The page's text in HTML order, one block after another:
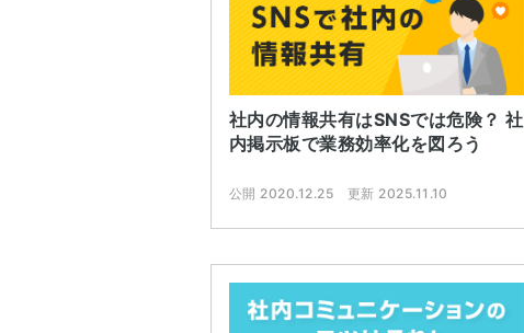
社内の情報共有はSNSでは危険？ 社
内掲示板で業務効率化を図ろう
公開 2020.12.25 更新 2025.11.10